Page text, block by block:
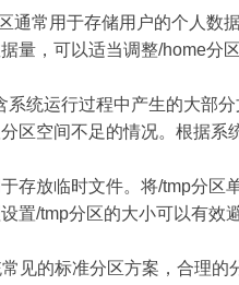
通常用于存储用户的个人
量，可以适当调整/home分区
系统运行过程中产生的大部
区空间不足的情况。根据系
于存放临时文件。将/tmp分
置/tmp分区的大小可以有效
见的标准分区方案，合理